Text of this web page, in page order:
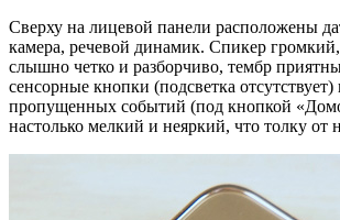
Сверху на лицевой панели расположены
камера, речевой динамик. Спикер громкий,
слышно четко и разборчиво, тембр
сенсорные кнопки (подсветка
пропущенных событий (под кнопкой
настолько мелкий и неяркий, что толку от